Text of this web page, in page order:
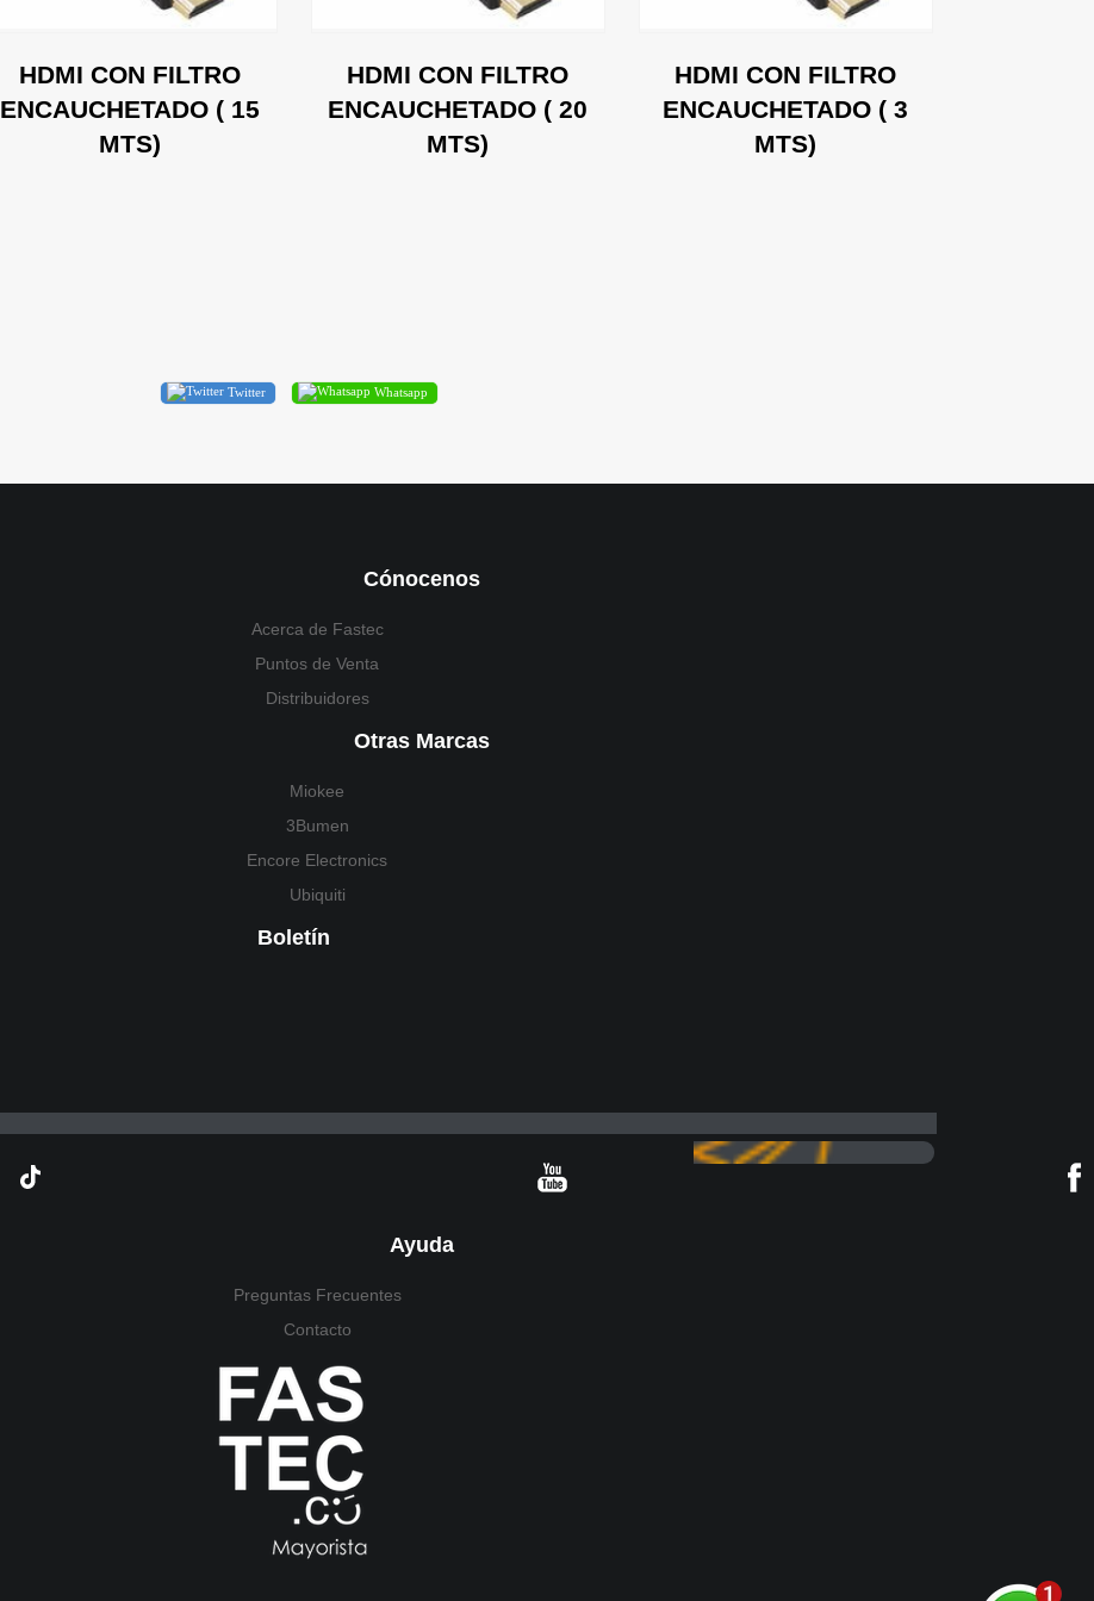
HDMI CON FILTRO
ENCAUCHETADO ( 15
MTS)
HDMI CON FILTRO
ENCAUCHETADO ( 20
MTS)
HDMI CON FILTRO
ENCAUCHETADO ( 3
MTS)
Twitter Whatsapp
Cónocenos
Acerca de Fastec
Puntos de Venta
Distribuidores
Otras Marcas
Miokee
3Bumen
Encore Electronics
Ubiquiti
Boletín
Ayuda
Preguntas Frecuentes
Contacto